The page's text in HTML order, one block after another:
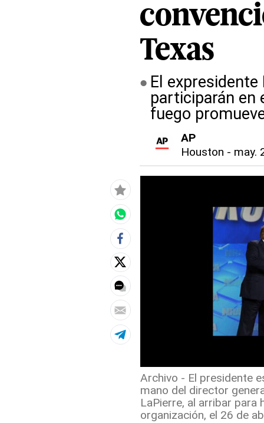
Texas
El
participarán en
fuego
AP
Houston - may.
Archivo - El presidente
mano del director
LaPierre, al arribar para
organización, el 26 de